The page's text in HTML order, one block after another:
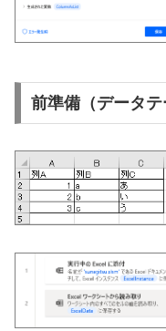
前準備（データテ